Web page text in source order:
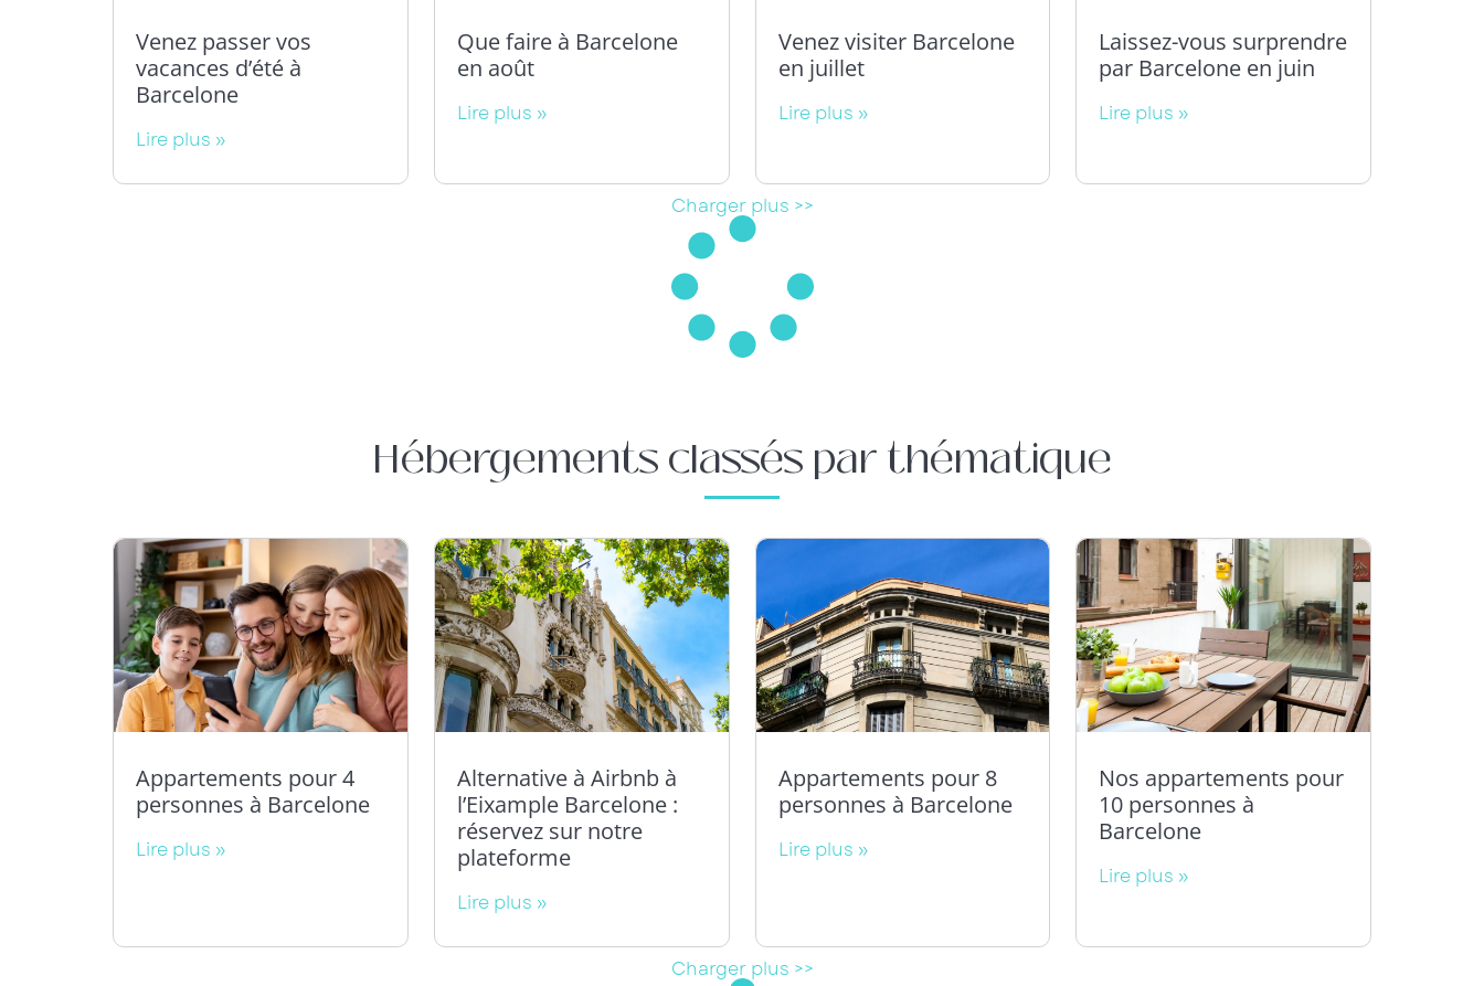
Venez passer vos
vacances d’été à
Barcelone
Lire plus »
Que faire à Barcelone
en août
Lire plus »
Venez visiter Barcelone
en juillet
Lire plus »
Laissez-vous surprendre
par Barcelone en juin
Lire plus »
Charger plus >>
Hébergements classés par thématique
Appartements pour 4
personnes à Barcelone
Lire plus »
Alternative à Airbnb à
l’Eixample Barcelone :
réservez sur notre
plateforme
Lire plus »
Appartements pour 8
personnes à Barcelone
Lire plus »
Nos appartements pour
10 personnes à
Barcelone
Lire plus »
Charger plus >>